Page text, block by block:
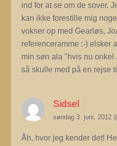
ind for at se om de sover.
kan ikke forestille mig
vokser op med Gearløs,
referenceramme :-) elsker
min søn ala "hvis nu onkel
så skulle med på en rejse
Sidsel
søndag 3. juni, 2012
Åh, hvor jeg kender det!